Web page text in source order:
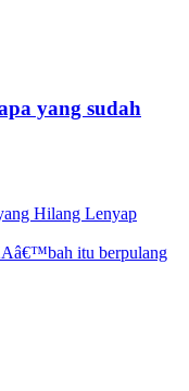
yang sudah
Hilang Lenyap
itu berpulang